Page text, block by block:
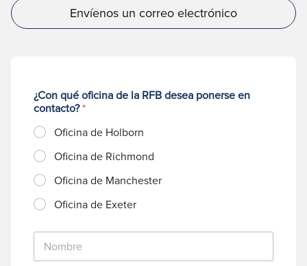
Envíenos un correo electrónico
¿Con qué oficina de la RFB desea ponerse en
contacto?*
Oficina de Holborn
Oficina de Richmond
Oficina de Manchester
Oficina de Exeter
N